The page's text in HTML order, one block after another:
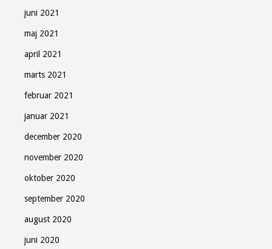
juni 2021
maj 2021
april 2021
marts 2021
februar 2021
januar 2021
december 2020
november 2020
oktober 2020
september 2020
august 2020
juni 2020